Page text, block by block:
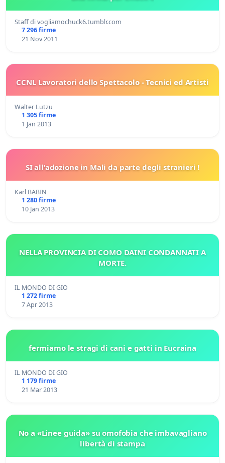
Staff di vogliamochuck6.tumblr.com
7 296 firme
21 Nov 2011
CCNL Lavoratori dello Spettacolo - Tecnici ed Artisti
Walter Lutzu
1 305 firme
1 Jan 2013
SI all'adozione in Mali da parte degli stranieri !
Karl BABIN
1 280 firme
10 Jan 2013
NELLA PROVINCIA DI COMO DAINI CONDANNATI A
MORTE.
IL MONDO DI GIO
1 272 firme
7 Apr 2013
fermiamo le stragi di cani e gatti in Eucraina
IL MONDO DI GIO
1 179 firme
21 Mar 2013
No a «Linee guida» su omofobia che imbavagliano
libertà di stampa